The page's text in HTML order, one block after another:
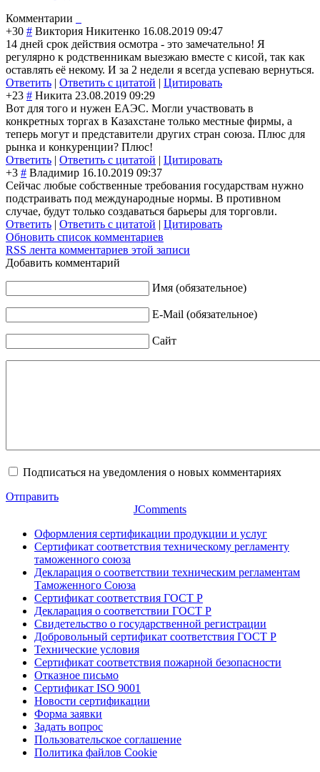
Комментарии
+30 # Виктория Никитенко 16.08.2019 09:47
14 дней срок действия осмотра - это замечательно! Я
регулярно к родственникам выезжаю вместе с кисой, так как
оставлять её некому. И за 2 недели я всегда успеваю вернуться.
Ответить | Ответить с цитатой | Цитировать
+23 # Никита 23.08.2019 09:29
Вот для того и нужен ЕАЭС. Могли участвовать в
конкретных торгах в Казахстане только местные фирмы, а
теперь могут и представители других стран союза. Плюс для
рынка и конкуренции? Плюс!
Ответить | Ответить с цитатой | Цитировать
+3 # Владимир 16.10.2019 09:37
Сейчас любые собственные требования государствам нужно
подстраивать под международные нормы. В противном
случае, будут только создаваться барьеры для торговли.
Ответить | Ответить с цитатой | Цитировать
Обновить список комментариев
RSS лента комментариев этой записи
Добавить комментарий
Имя (обязательное)
E-Mail (обязательное)
Сайт
Подписаться на уведомления о новых комментариях
Отправить
JComments
Оформления сертификации продукции и услуг
Сертификат соответствия техническому регламенту
таможенного союза
Декларация о соответствии техническим регламентам
Таможенного Союза
Сертификат соответствия ГОСТ Р
Декларация о соответствии ГОСТ Р
Свидетельство о государственной регистрации
Добровольный сертификат соответствия ГОСТ Р
Технические условия
Сертификат соответствия пожарной безопасности
Отказное письмо
Сертификат ISO 9001
Новости сертификации
Форма заявки
Задать вопрос
Пользовательское соглашение
Политика файлов Cookie